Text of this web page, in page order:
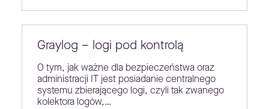
Graylog – logi pod kontrolą
O tym, jak ważne dla bezpieczeństwa oraz
administracji IT jest posiadanie centralnego
systemu zbierającego logi, czyli tak zwanego
kolektora logów,…